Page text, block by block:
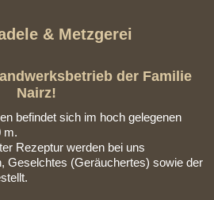
& Metzgerei
der Familie
Nairz!
befindet sich im hoch gelegenen
m.
Rezeptur werden bei uns
Geselchtes (Geräuchertes) sowie der